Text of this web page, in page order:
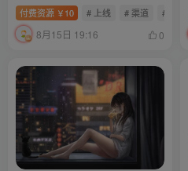
付费资源 ￥ 10 # 上线 # 渠道 # 零售
8月15日 19:16 0